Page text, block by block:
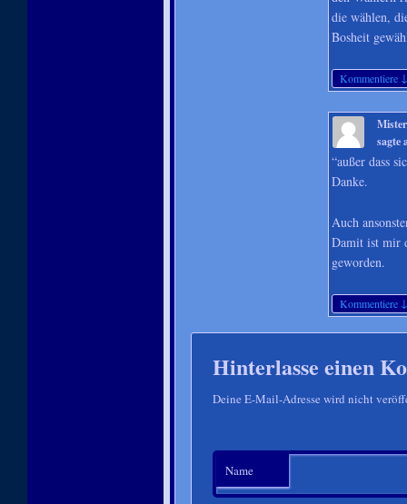
die wählen,
Bosheit
Kommentiere ↓
sagte
“außer dass
Danke.
Auch
Damit ist mir
geworden.
Kommentiere ↓
Hinterlasse einen
Deine E-Mail-Adresse wird nicht
Name